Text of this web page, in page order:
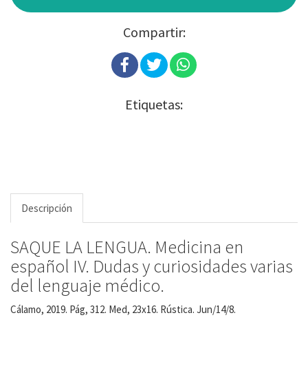
Compartir:
Etiquetas:
Descripción
SAQUE LA LENGUA. Medicina en
español IV. Dudas y curiosidades varias
del lenguaje médico.
Cálamo, 2019. Pág, 312. Med, 23x16. Rústica. Jun/14/8.